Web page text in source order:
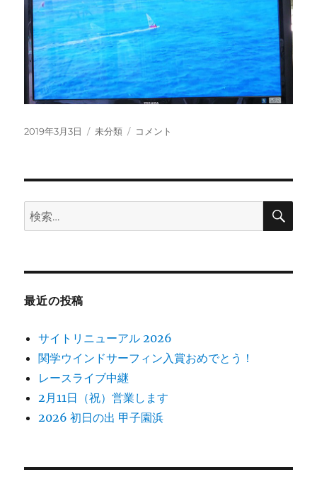
投
2019年3月3日
カ
未分類
Defi
コメント
検
索:
検
最近の投稿
サイトリニューアル 2026
関学ウインドサーフィン入賞おめでとう！
レースライブ中継
2月11日（祝）営業します
2026 初日の出 甲子園浜